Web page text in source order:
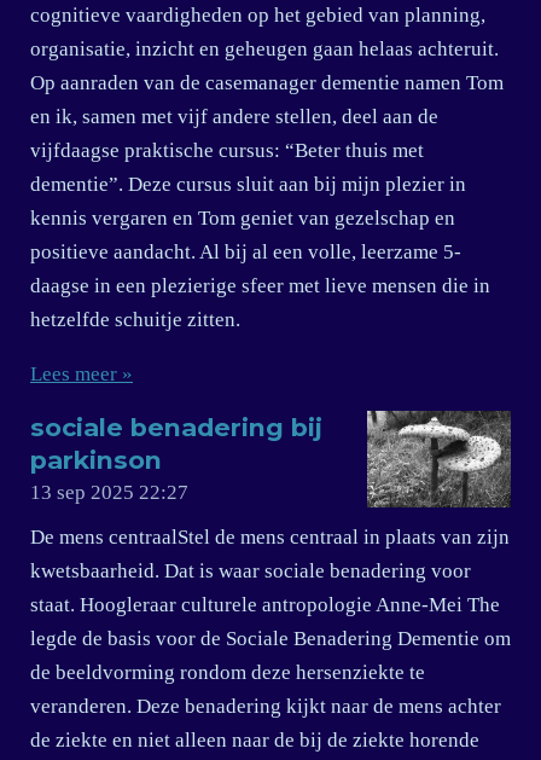
cognitieve vaardigheden op het gebied van planning,
organisatie, inzicht en geheugen gaan helaas achteruit.
Op aanraden van de casemanager dementie namen Tom
en ik, samen met vijf andere stellen, deel aan de
vijfdaagse praktische cursus: “Beter thuis met
dementie”. Deze cursus sluit aan bij mijn plezier in
kennis vergaren en Tom geniet van gezelschap en
positieve aandacht. Al bij al een volle, leerzame 5-
daagse in een plezierige sfeer met lieve mensen die in
hetzelfde schuitje zitten.
Lees meer »
sociale benadering bij
parkinson
13 sep 2025 22:27
De mens centraalStel de mens centraal in plaats van zijn
kwetsbaarheid. Dat is waar sociale benadering voor
staat. Hoogleraar culturele antropologie Anne-Mei The
legde de basis voor de Sociale Benadering Dementie om
de beeldvorming rondom deze hersenziekte te
veranderen. Deze benadering kijkt naar de mens achter
de ziekte en niet alleen naar de bij de ziekte horende